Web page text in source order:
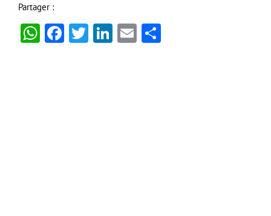
Partager :
WhatsApp
Facebook
Twitter
LinkedIn
Email